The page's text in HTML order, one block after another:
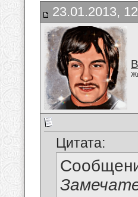
23.01.2013,
Цитата: